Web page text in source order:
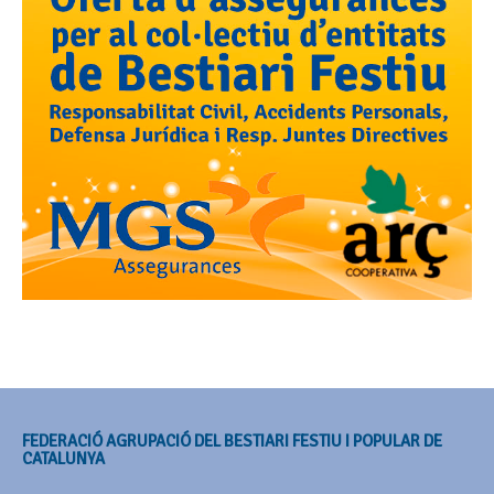
FEDERACIÓ AGRUPACIÓ DEL BESTIARI FESTIU I POPULAR DE
CATALUNYA